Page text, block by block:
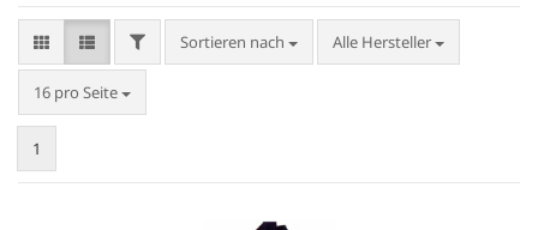
FILTERSortieren nach
Sortieren nach Alle Hersteller
16 pro Seite
pro Seite
1